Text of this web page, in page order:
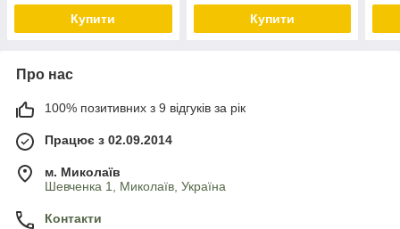
Купити Купити
Про нас
100% позитивних з 9 відгуків за рік
Працює з 02.09.2014
м. Миколаїв
Шевченка 1, Миколаїв, Україна
Контакти